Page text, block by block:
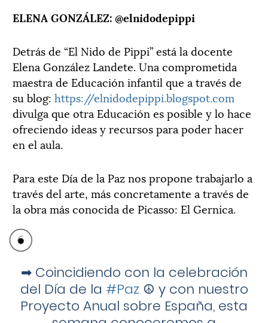
ELENA GONZÁLEZ: @elnidodepippi
Detrás de “El Nido de Pippi” está la docente
Elena González Landete. Una comprometida
maestra de Educación infantil que a través de
su blog: https://elnidodepippi.blogspot.com
divulga que otra Educación es posible y lo hace
ofreciendo ideas y recursos para poder hacer
en el aula.
Para este Día de la Paz nos propone trabajarlo a
través del arte, más concretamente a través de
la obra más conocida de Picasso: El Gernica.
➡ Coincidiendo con la celebración
del Día de la #Paz ☮ y con nuestro
Proyecto Anual sobre España, esta